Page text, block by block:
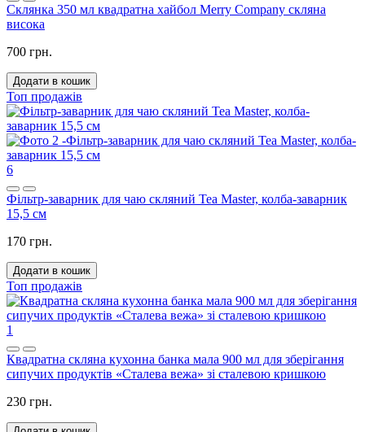
Склянка 350 мл квадратна хайбол Merry Company скляна
висока
700 грн.
Додати в кошик
Топ продажів
6
Фільтр-заварник для чаю скляний Tea Master, колба-заварник
15,5 см
170 грн.
Додати в кошик
Топ продажів
1
Квадратна скляна кухонна банка мала 900 мл для зберігання
сипучих продуктів «Сталева вежа» зі сталевою кришкою
230 грн.